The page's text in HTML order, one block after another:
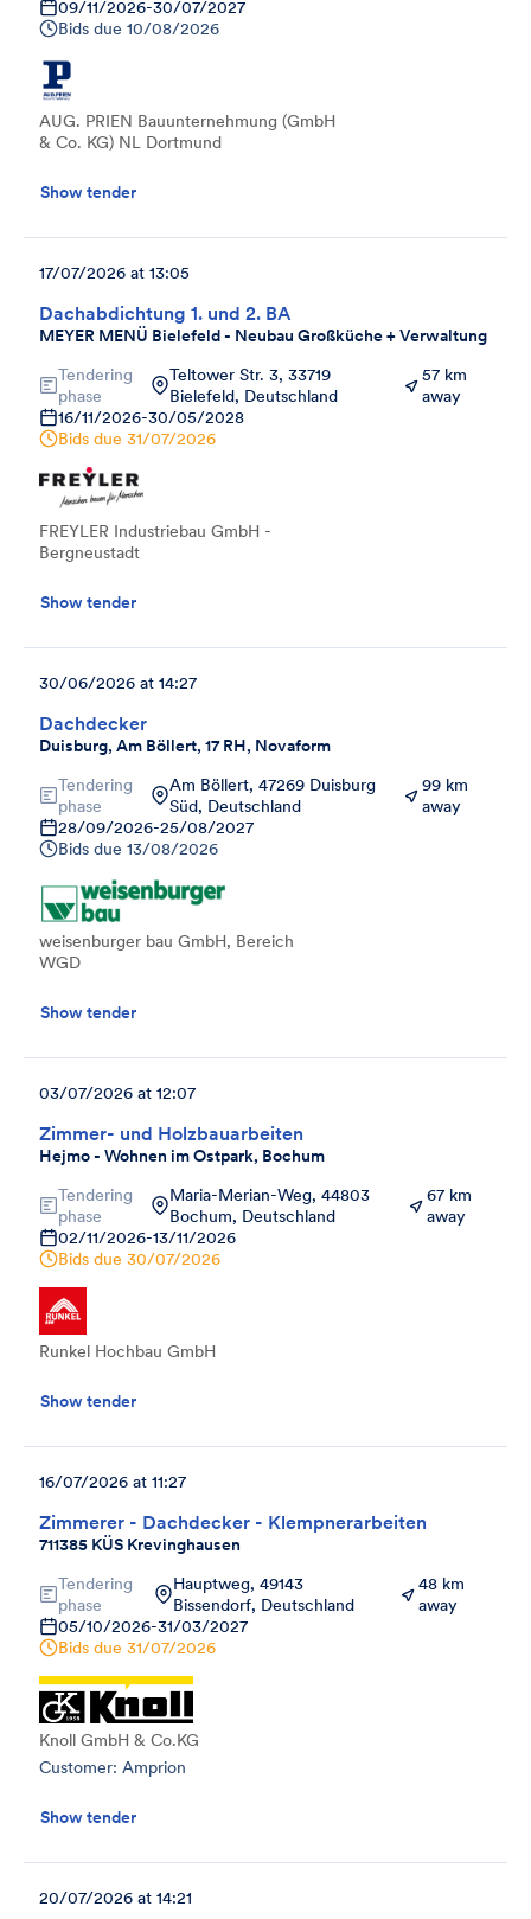
09/11/2026-30/07/2027
Bids due 10/08/2026
AUG. PRIEN Bauunternehmung (GmbH
& Co. KG) NL Dortmund
Show tender
Dachabdichtung 1. und 2. BA
MEYER MENÜ Bielefeld - Neubau Großküche + Verwaltung
17/07/2026 at 13:05
Tendering
phase
Teltower Str. 3, 33719
Bielefeld, Deutschland
57 km
away
16/11/2026-30/05/2028
Bids due 31/07/2026
FREYLER Industriebau GmbH -
Bergneustadt
Show tender
Dachdecker
Duisburg, Am Böllert, 17 RH, Novaform
30/06/2026 at 14:27
Tendering
phase
Am Böllert, 47269 Duisburg
Süd, Deutschland
99 km
away
28/09/2026-25/08/2027
Bids due 13/08/2026
weisenburger bau GmbH, Bereich
WGD
Show tender
Zimmer- und Holzbauarbeiten
Hejmo - Wohnen im Ostpark, Bochum
03/07/2026 at 12:07
Tendering
phase
Maria-Merian-Weg, 44803
Bochum, Deutschland
67 km
away
02/11/2026-13/11/2026
Bids due 30/07/2026
Runkel Hochbau GmbH
Show tender
Zimmerer - Dachdecker - Klempnerarbeiten
711385 KÜS Krevinghausen
16/07/2026 at 11:27
Tendering
phase
Hauptweg, 49143
Bissendorf, Deutschland
48 km
away
05/10/2026-31/03/2027
Bids due 31/07/2026
Knoll GmbH & Co.KG
Customer: Amprion
Show tender
20/07/2026 at 14:21